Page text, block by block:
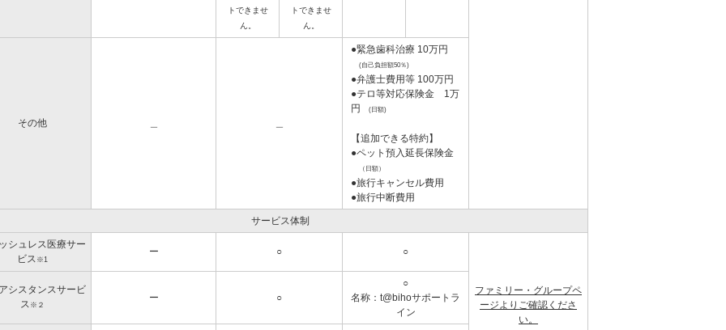
トできませ
ん。
トできませ
ん。
その他
●緊急歯科治療 10万円
(自己負担額50％)
●弁護士費用等 100万円
●テロ等対応保険金 1万
円
(日額)
【追加できる特約】
●ペット預入延長保険金
（日額）
●旅行キャンセル費用
●旅行中断費用
サービス体制
シュレス医療サー
ビス ※1
ー ○ ○
ファミリー・グループペ
ージよりご確認くださ
い。
シスタンスサービ
ス ※２
ー ○
○
名称：t@bihoサポートラ
イン